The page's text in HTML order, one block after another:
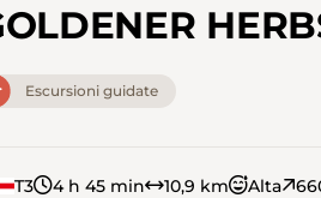
Escursioni guidate
T3 4 h 45 min 10,9 km Alta